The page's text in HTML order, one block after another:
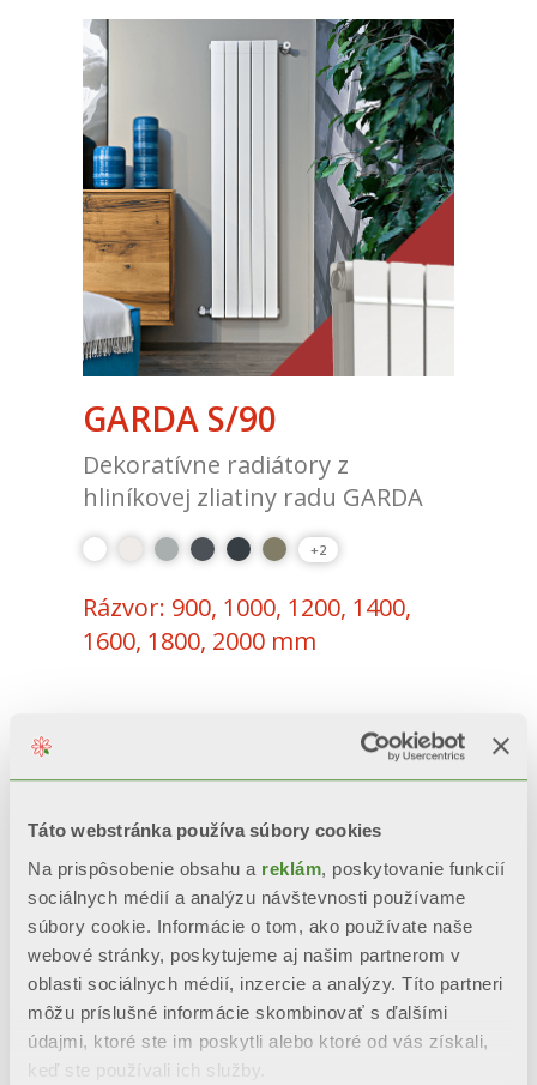
Táto webstránka používa súbory cookies
Na prispôsobenie obsahu a reklám, poskytovanie funkcií
sociálnych médií a analýzu návštevnosti používame
súbory cookie. Informácie o tom, ako používate naše
webové stránky, poskytujeme aj našim partnerom v
oblasti sociálnych médií, inzercie a analýzy. Títo partneri
môžu príslušné informácie skombinovať s ďalšími
údajmi, ktoré ste im poskytli alebo ktoré od vás získali,
keď ste používali ich služby.
GARDA S/90
Dekoratívne radiátory z
hliníkovej zliatiny radu GARDA
+2
Rázvor: 900, 1000, 1200, 1400,
1600, 1800, 2000 mm